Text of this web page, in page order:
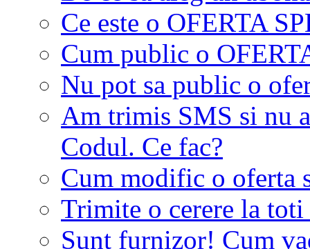
Ce este o OFERTA
Cum public o
Nu pot sa public o
Am trimis SMS si nu
Codul. Ce fac?
Cum modific o oferta
Trimite o cerere la
Sunt furnizor! Cum